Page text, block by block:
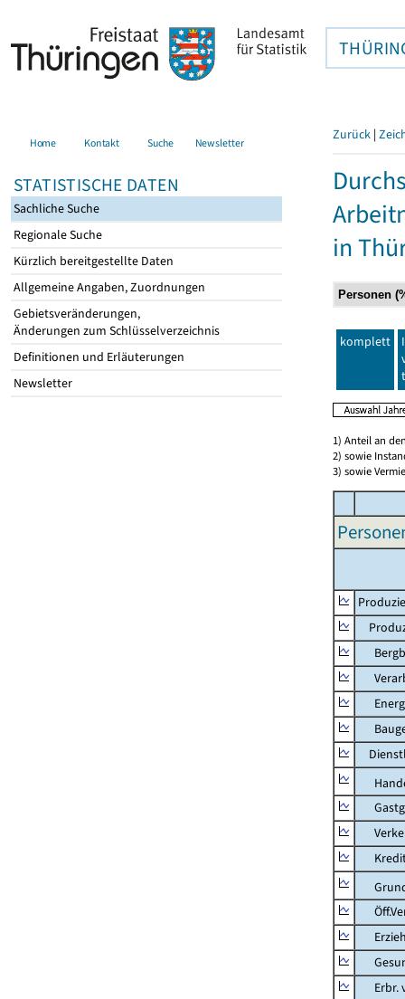
Home Kontakt Suche Newsletter
STATISTISCHE DATEN
Sachliche Suche
Regionale Suche
Kürzlich bereitgestellte Daten
Allgemeine Angaben, Zuordnungen
Gebietsveränderungen,
Änderungen zum Schlüsselverzeichnis
Definitionen und Erläuterungen
Newsletter
Zurück |
in
komplett
1) Anteil an
2) sowie
3) sowie
Erbr.